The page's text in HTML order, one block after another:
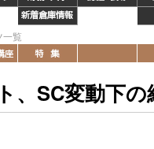
一覧
、SC変動下